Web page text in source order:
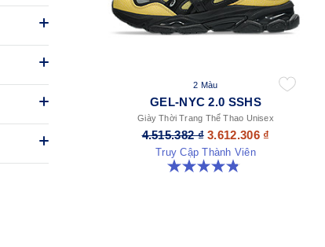
2 Màu
GEL-NYC 2.0 SSHS
Giày Thời Trang Thể Thao Unisex
4.515.382 ₫ 3.612.306 ₫
Truy Cập Thành Viên
4.8 trong số 5 sao. 31 đánh giá